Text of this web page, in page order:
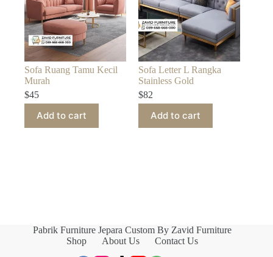
Sofa Ruang Tamu Kecil
Murah
$45
Add to cart
Sofa Letter L Rangka
Stainless Gold
$82
Add to cart
Pabrik Furniture Jepara Custom By Zavid Furniture
Shop
About Us Contact Us